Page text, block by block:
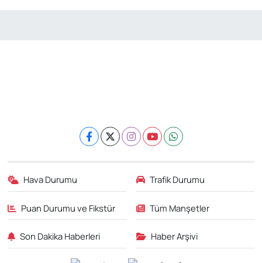
Hava Durumu Trafik Durumu
Puan Durumu ve Fikstür Tüm Manşetler
Son Dakika Haberleri Haber Arşivi